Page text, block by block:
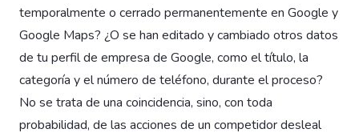
temporalmente o cerrado permanentemente en Google y
Google Maps? ¿O se han editado y cambiado otros datos
de tu perfil de empresa de Google, como el título, la
categoría y el número de teléfono, durante el proceso?
No se trata de una coincidencia, sino, con toda
probabilidad, de las acciones de un competidor desleal